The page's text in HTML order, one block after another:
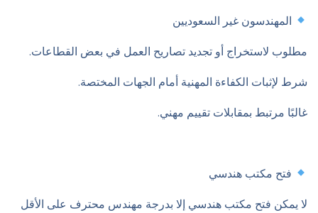
المهندسون غير السعوديين
مطلوب لاستخراج أو تجديد تصاريح العمل في بعض القطاعات.
شرط لإثبات الكفاءة المهنية أمام الجهات المختصة.
غالبًا مرتبط بمقابلات تقييم مهني.
فتح مكتب هندسي
لا يمكن فتح مكتب هندسي إلا بدرجة مهندس محترف على الأقل